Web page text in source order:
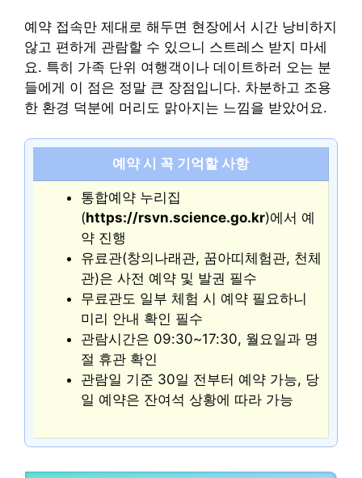
예약 접속만 제대로 해두면 현장에서 시간 낭비하지
않고 편하게 관람할 수 있으니 스트레스 받지 마세
요. 특히 가족 단위 여행객이나 데이트하러 오는 분
들에게 이 점은 정말 큰 장점입니다. 차분하고 조용
한 환경 덕분에 머리도 맑아지는 느낌을 받았어요.
예약 시 꼭 기억할 사항
통합예약 누리집
(https://rsvn.science.go.kr)에서 예
약 진행
유료관(창의나래관, 꿈아띠체험관, 천체
관)은 사전 예약 및 발권 필수
무료관도 일부 체험 시 예약 필요하니
미리 안내 확인 필수
관람시간은 09:30~17:30, 월요일과 명
절 휴관 확인
관람일 기준 30일 전부터 예약 가능, 당
일 예약은 잔여석 상황에 따라 가능